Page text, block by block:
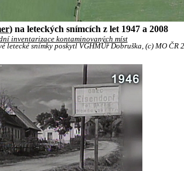
) na leteckých snímcích z let 1947 a 2008
inventarizace kontaminovaných míst
snímky poskytl VGHMÚř Dobruška, (c) MO ČR